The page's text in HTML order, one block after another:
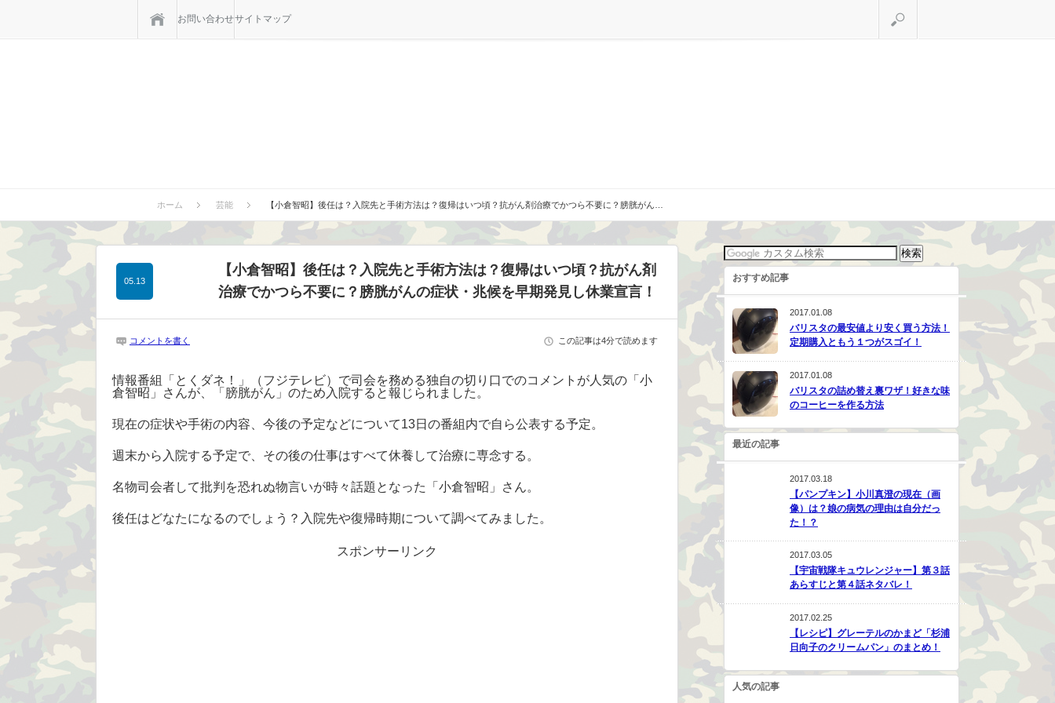
お問い合わせサイトマップ
ホーム 芸能 【小倉智昭】後任は？入院先と手術方法は？復帰はいつ頃？抗がん剤治療でかつら不要に？膀胱がん…
【小倉智昭】後任は？入院先と手術方法は？復帰はいつ頃？抗がん剤
治療でかつら不要に？膀胱がんの症状・兆候を早期発見し休業宣言！
05.13
コメントを書く この記事は4分で読めます
情報番組「とくダネ！」（フジテレビ）で司会を務める独自の切り口でのコメントが人気の「小
倉智昭」さんが、「膀胱がん」のため入院すると報じられました。
現在の症状や手術の内容、今後の予定などについて13日の番組内で自ら公表する予定。
週末から入院する予定で、その後の仕事はすべて休養して治療に専念する。
名物司会者して批判を恐れぬ物言いが時々話題となった「小倉智昭」さん。
後任はどなたになるのでしょう？入院先や復帰時期について調べてみました。
スポンサーリンク
おすすめ記事
2017.01.08
バリスタの最安値より安く買う方法！
定期購入ともう１つがスゴイ！
2017.01.08
バリスタの詰め替え裏ワザ！好きな味
のコーヒーを作る方法
最近の記事
2017.03.18
【パンプキン】小川真澄の現在（画
像）は？娘の病気の理由は自分だっ
た！？
2017.03.05
【宇宙戦隊キュウレンジャー】第３話
あらすじと第４話ネタバレ！
2017.02.25
【レシピ】グレーテルのかまど「杉浦
日向子のクリームパン」のまとめ！
人気の記事